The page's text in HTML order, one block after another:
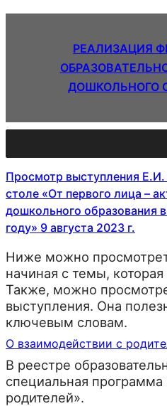
РЕАЛИЗАЦИЯ
ДОШКОЛЬНОГО
Просмотр выступления Е.И.
столе «От первого лица –
дошкольного образования
году» 9 августа 2023 г.
Ниже можно
начиная с темы,
Также, можно
выступления. Она
ключевым словам.
О взаимодействии с
В реестре
специальная
родителей».